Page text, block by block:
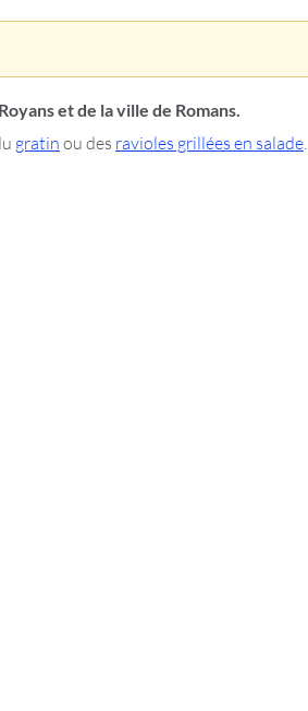
et de la ville de Romans.
gratin ou des ravioles grillées en salade.